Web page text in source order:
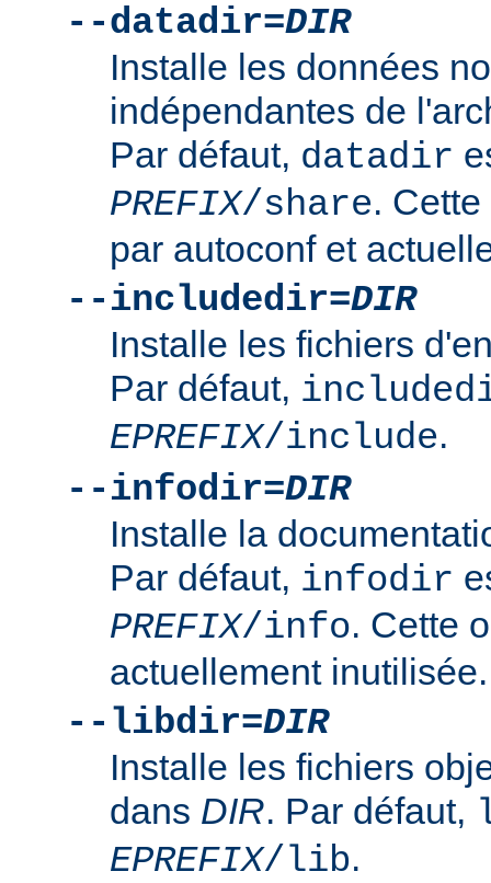
--datadir=DIR
Installe les données
indépendantes de
Par défaut, datadir
PREFIX/share.
par autoconf et
--includedir=DIR
Installe les fichiers
Par défaut,
EPREFIX/include.
--infodir=DIR
Installe la
Par défaut, infodir
PREFIX/info. Cette
actuellement inutilisée.
--libdir=DIR
Installe les fichiers
dans DIR. Par défaut,
EPREFIX/lib.